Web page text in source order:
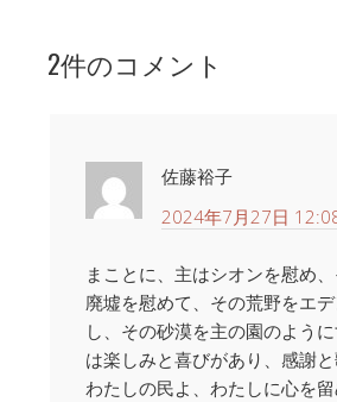
ー
2件のコメント
佐藤裕子
2024年7月27日
まことに、主はシオンを慰め
廃墟を慰めて、その荒野をエ
し、その砂漠を主の園のよう
は楽しみと喜びがあり、感謝と
わたしの民よ、わたしに心を